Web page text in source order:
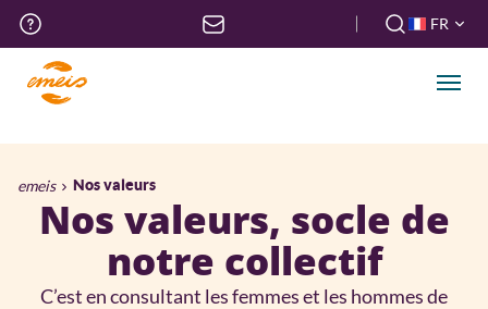
Aller
contenu
principal
Menu
haut
page
FR
FR
EN
Fil
d'Ariane
emeis Nos valeurs
Nos valeurs, socle de
notre collectif
C’est en consultant les femmes et les hommes de